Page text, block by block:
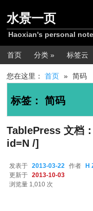
水景一页
Haoxian's personal
主菜单
首页 分类 » 标签云
您在这里：首页 » 简码
标签：简码
TablePress 文档
id=N /]
发表于 2013-03-22 作者
H
更新于
2013-10-03
浏览量 1,010 次